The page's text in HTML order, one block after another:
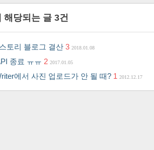
해당되는 글 3건
토리 블로그 결산 3 2018.01.08
종료 ㅠㅠ 2 2017.01.05
에서 사진 업로드가 안 될 때? 1 2012.12.17